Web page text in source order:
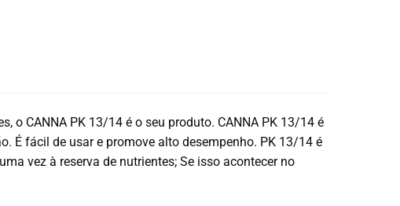
o CANNA PK 13/14 é o seu produto. CANNA PK 13/14 é
É fácil de usar e promove alto desempenho. PK 13/14 é
vez à reserva de nutrientes; Se isso acontecer no